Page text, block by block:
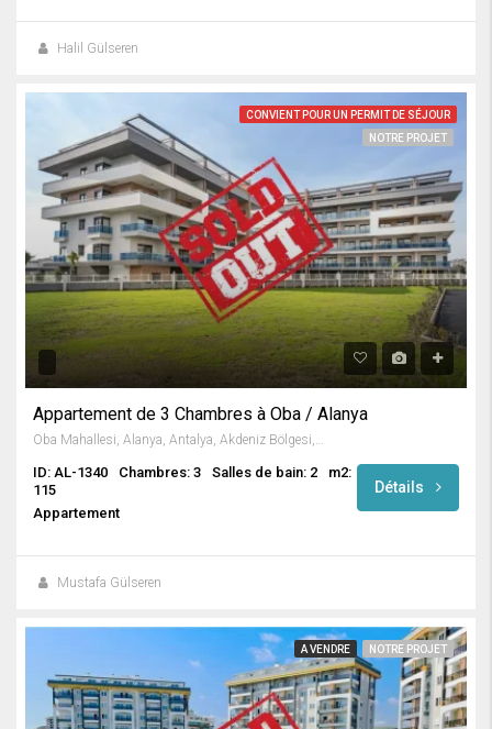
Halil Gülseren
CONVIENT POUR UN PERMIT DE SÉJOUR
NOTRE PROJET
Appartement de 3 Chambres à Oba / Alanya
Oba Mahallesi, Alanya, Antalya, Akdeniz Bölgesi, Türkiye
ID: AL-1340 Chambres: 3 Salles de bain: 2
m2:
115
Appartement
Détails
Mustafa Gülseren
A VENDRE NOTRE PROJET